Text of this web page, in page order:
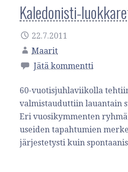
Kaledonisti-
22.7.2011
Maarit
Jätä kommentti
60-vuotisjuhlaviikolla
valmistauduttiin lauantain
Eri vuosikymmenten
useiden tapahtumien
järjestetysti kuin